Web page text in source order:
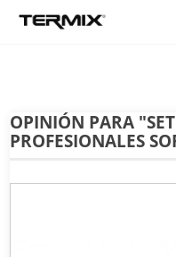
OPINIÓN PARA
PROFESIONALES